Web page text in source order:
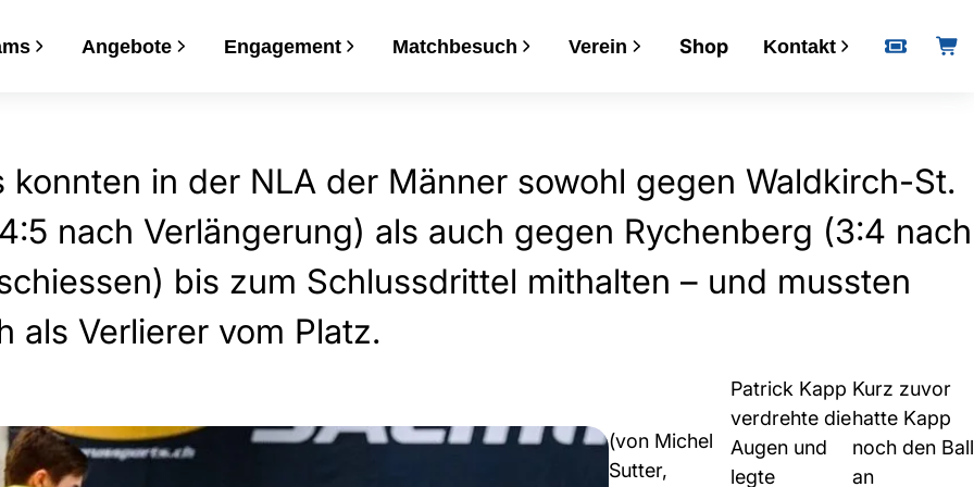
Nachwuchs
Kinderunihockey
Breitensport
Angebote Engagement
Donatorenclub
Jobs
Engagement bei den Jets
Matchbesuch
Spiele
Verein
Vereinsarzt
Sportkommission
Kalender
Downloads
VERSA
Postadresse
Shop Kontakt
rücken für Jets weiter weg
konnten in der NLA der Männer sowohl gegen Waldkirch-St.
nach Verlängerung) als auch gegen Rychenberg (3:4 nach
bis zum Schlussdrittel mit­halten – und mussten
als Verlierer vom Platz.
(von Michel
Sutter,
Patrick Kapp
verdrehte die
Augen und
legte
Kurz zuvor
hatte Kapp
noch den Ball
an